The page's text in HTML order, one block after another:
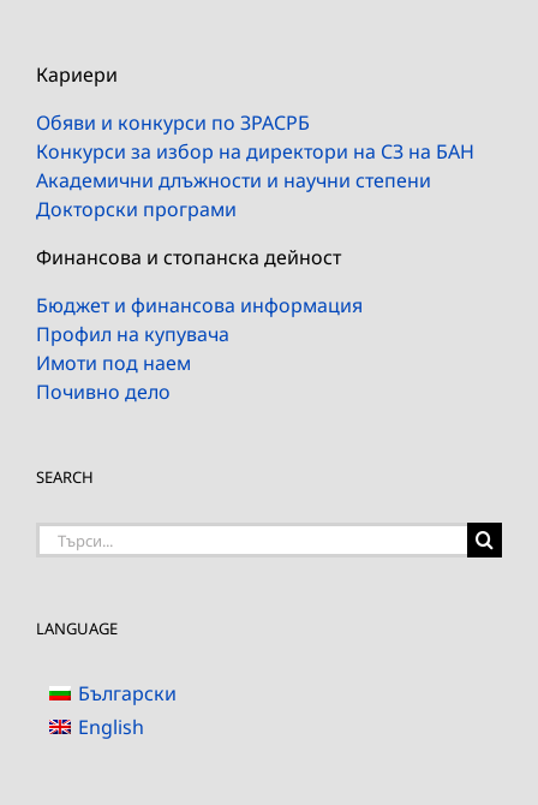
Кариери
Обяви и конкурси по ЗРАСРБ
Конкурси за избор на директори на СЗ на БАН
Академични длъжности и научни степени
Докторски програми
Финансова и стопанска дейност
Бюджет и финансова информация
Профил на купувача
Имоти под наем
Почивно дело
SEARCH
Търсене
LANGUAGE
Български
English